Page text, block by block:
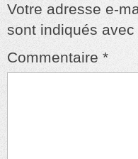
Votre adresse e-
sont indiqués avec
Commentaire *